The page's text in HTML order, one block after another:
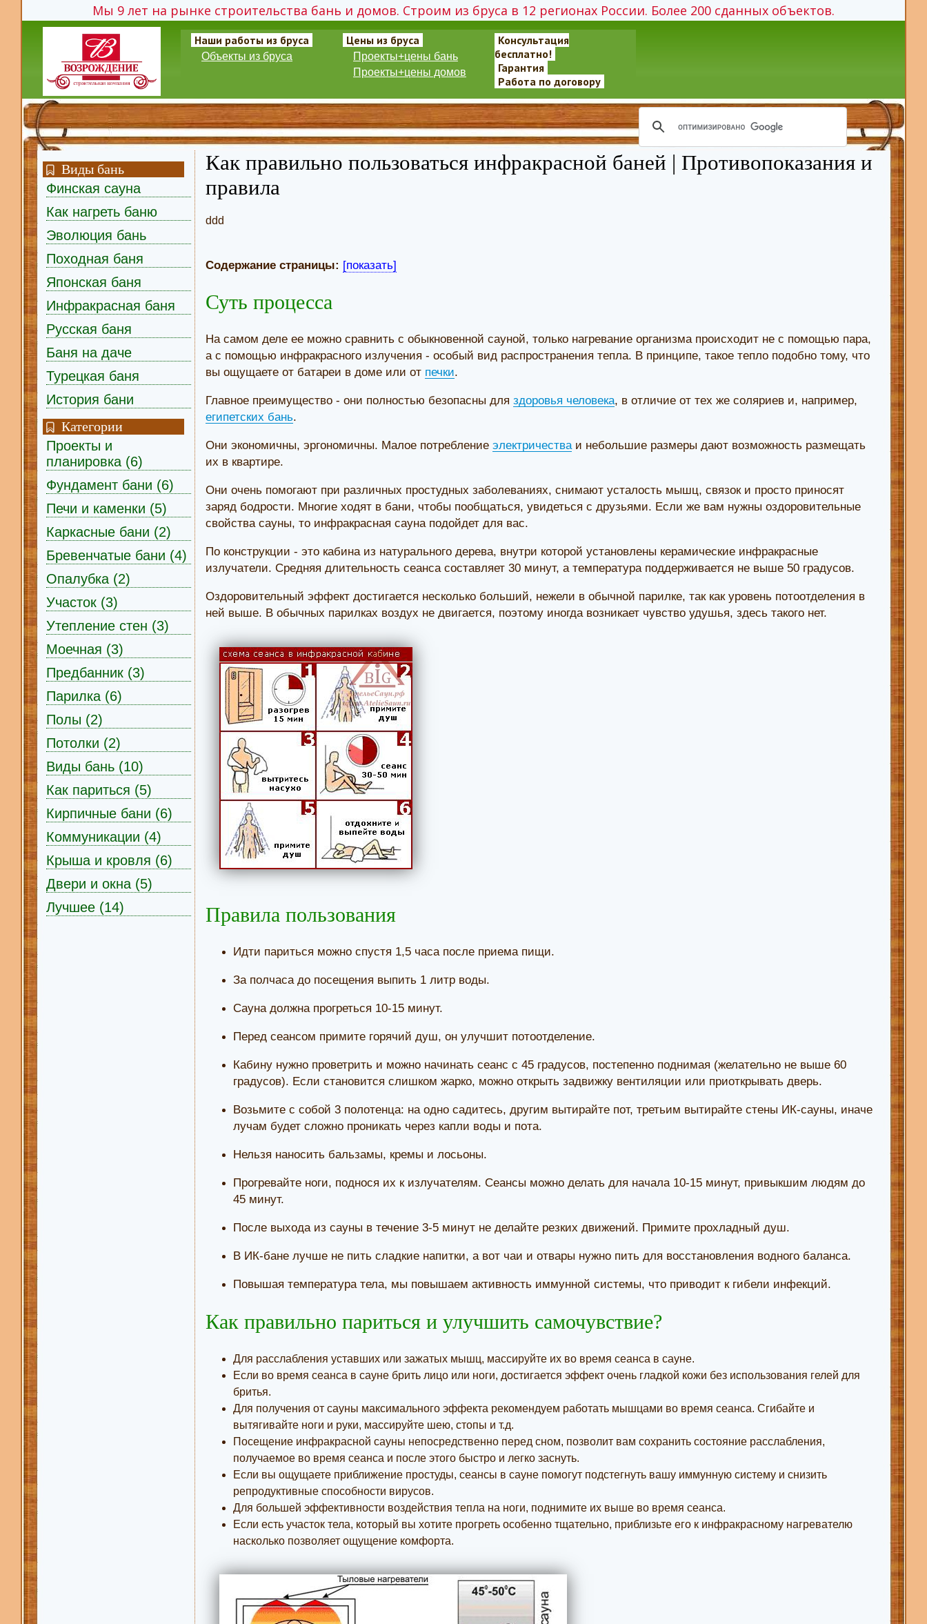
Мы 9 лет на рынке строительства бань и домов. Строим из бруса в 12 регионах России. Более 200 сданных объектов.
Наши работы из бруса
Объекты из бруса
Цены из бруса
Проекты+цены бань
Проекты+цены домов
Консультация
бесплатно!
Гарантия
Работа по договору
Виды бань
Финская сауна
Как нагреть баню
Эволюция бань
Походная баня
Японская баня
Инфракрасная баня
Русская баня
Баня на даче
Турецкая баня
История бани
Категории
Проекты и
планировка (6)
Фундамент бани (6)
Печи и каменки (5)
Каркасные бани (2)
Бревенчатые бани (4)
Опалубка (2)
Участок (3)
Утепление стен (3)
Моечная (3)
Предбанник (3)
Парилка (6)
Полы (2)
Потолки (2)
Виды бань (10)
Как париться (5)
Кирпичные бани (6)
Коммуникации (4)
Крыша и кровля (6)
Двери и окна (5)
Лучшее (14)
Как правильно пользоваться инфракрасной баней | Противопоказания и
правила
ddd
Содержание страницы: [показать]
Суть процесса
На самом деле ее можно сравнить с обыкновенной сауной, только нагревание организма происходит не с помощью пара,
а с помощью инфракрасного излучения - особый вид распространения тепла. В принципе, такое тепло подобно тому, что
вы ощущаете от батареи в доме или от печки.
Главное преимущество - они полностью безопасны для здоровья человека, в отличие от тех же соляриев и, например,
египетских бань.
Они экономичны, эргономичны. Малое потребление электричестваи небольшие размеры дают возможность размещать
их в квартире.
Они очень помогают при различных простудных заболеваниях, снимают усталость мышц, связок и просто приносят
заряд бодрости. Многие ходят в бани, чтобы пообщаться, увидеться с друзьями. Если же вам нужны оздоровительные
свойства сауны, то инфракрасная сауна подойдет для вас.
По конструкции - это кабина из натурального дерева, внутри которой установлены керамические инфракрасные
излучатели. Средняя длительность сеанса составляет 30 минут, а температура поддерживается не выше 50 градусов.
Оздоровительный эффект достигается несколько больший, нежели в обычной парилке, так как уровень потоотделения в
ней выше. В обычных парилках воздух не двигается, поэтому иногда возникает чувство удушья, здесь такого нет.
Правила пользования
Идти париться можно спустя 1,5 часа после приема пищи.
За полчаса до посещения выпить 1 литр воды.
Сауна должна прогреться 10-15 минут.
Перед сеансом примите горячий душ, он улучшит потоотделение.
Кабину нужно проветрить и можно начинать сеанс с 45 градусов, постепенно поднимая (желательно не выше 60
градусов). Если становится слишком жарко, можно открыть задвижку вентиляции или приоткрывать дверь.
Возьмите с собой 3 полотенца: на одно садитесь, другим вытирайте пот, третьим вытирайте стены ИК-сауны, иначе
лучам будет сложно проникать через капли воды и пота.
Нельзя наносить бальзамы, кремы и лосьоны.
Прогревайте ноги, поднося их к излучателям. Сеансы можно делать для начала 10-15 минут, привыкшим людям до
45 минут.
После выхода из сауны в течение 3-5 минут не делайте резких движений. Примите прохладный душ.
В ИК-бане лучше не пить сладкие напитки, а вот чаи и отвары нужно пить для восстановления водного баланса.
Повышая температура тела, мы повышаем активность иммунной системы, что приводит к гибели инфекций.
Как правильно париться и улучшить самочувствие?
Для расслабления уставших или зажатых мышц, массируйте их во время сеанса в сауне.
Если во время сеанса в сауне брить лицо или ноги, достигается эффект очень гладкой кожи без использования гелей для
бритья.
Для получения от сауны максимального эффекта рекомендуем работать мышцами во время сеанса. Сгибайте и
вытягивайте ноги и руки, массируйте шею, стопы и т.д.
Посещение инфракрасной сауны непосредственно перед сном, позволит вам сохранить состояние расслабления,
получаемое во время сеанса и после этого быстро и легко заснуть.
Если вы ощущаете приближение простуды, сеансы в сауне помогут подстегнуть вашу иммунную систему и снизить
репродуктивные способности вирусов.
Для большей эффективности воздействия тепла на ноги, поднимите их выше во время сеанса.
Если есть участок тела, который вы хотите прогреть особенно тщательно, приблизьте его к инфракрасному нагревателю
насколько позволяет ощущение комфорта.